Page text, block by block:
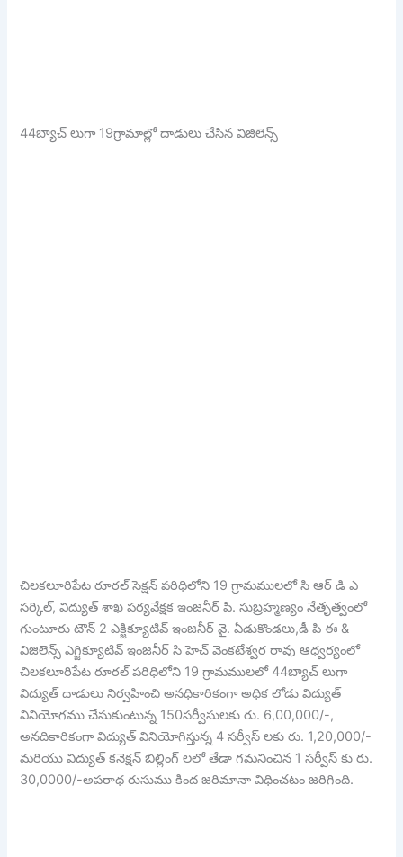
44బ్యాచ్ లుగా 19గ్రామాల్లో దాడులు చేసిన విజిలెన్స్
చిలకలూరిపేట రూరల్ సెక్షన్ పరిధిలోని 19 గ్రామములలో సి ఆర్ డి ఎ
సర్కిల్, విద్యుత్ శాఖ పర్యవేక్షక ఇంజనీర్ పి. సుబ్రహ్మణ్యం నేతృత్వంలో
గుంటూరు టౌన్ 2 ఎక్జిక్యూటివ్ ఇంజనీర్ వై. ఏడుకొండలు,డీ పి ఈ &
విజిలెన్స్ ఎగ్జిక్యూటివ్ ఇంజనీర్ సి హెచ్ వెంకటేశ్వర రావు ఆధ్వర్యంలో
చిలకలూరిపేట రూరల్ పరిధిలోని 19 గ్రామములలో 44బ్యాచ్ లుగా
విద్యుత్ దాడులు నిర్వహించి అనధికారికంగా అధిక లోడు విద్యుత్
వినియోగము చేసుకుంటున్న 150సర్వీసులకు రు. 6,00,000/-,
అనదికారికంగా విద్యుత్ వినియోగిస్తున్న 4 సర్వీస్ లకు రు. 1,20,000/-
మరియు విద్యుత్ కనెక్షన్ బిల్లింగ్ లలో తేడా గమనించిన 1 సర్వీస్ కు రు.
30,0000/-అపరాధ రుసుము కింద జరిమానా విధించటం జరిగింది.